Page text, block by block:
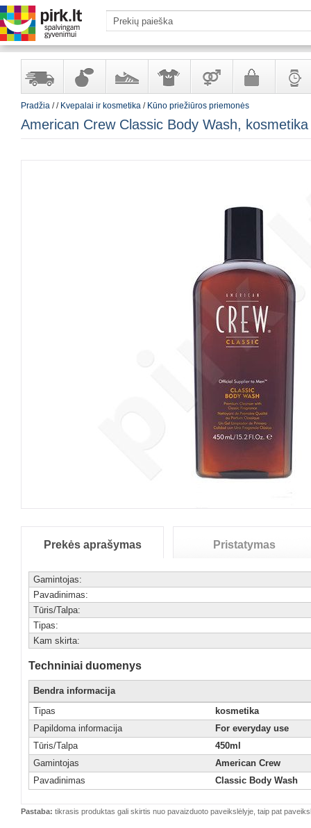
sandėlyje
ir
kosmetika
ir
aksesuarai
suaugusiems
ir
Pradžia // Kvepalai ir kosmetika / Kūno priežiūros priemonės
American Crew Classic Body Wash,
Prekės aprašymas Pristatymas
Gamintojas:
Pavadinimas:
Tūris/Talpa:
Tipas:
Kam skirta:
Techniniai duomenys
Bendra informacija
Tipas
kosmetika
Papildoma informacija
For everyday use
Tūris/Talpa
450ml
Gamintojas
American Crew
Pavadinimas
Classic Body Wash
Pastaba: tikrasis produktas gali skirtis nuo pavaizduoto paveikslėlyje, taip pat